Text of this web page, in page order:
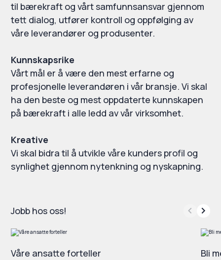
til bærekraft og vårt samfunnsansvar gjennom
tett dialog, utfører kontroll og oppfølging av
våre leverandører og produsenter.
Kunnskapsrike
Vårt mål er å være den mest erfarne og
profesjonelle leverandøren i vår bransje. Vi skal
ha den beste og mest oppdaterte kunnskapen
på bærekraft i alle ledd av vår virksomhet.
Kreative
Vi skal bidra til å utvikle våre kunders profil og
synlighet gjennom nytenkning og nyskapning.
Jobb hos oss!
Våre ansatte forteller
Bli